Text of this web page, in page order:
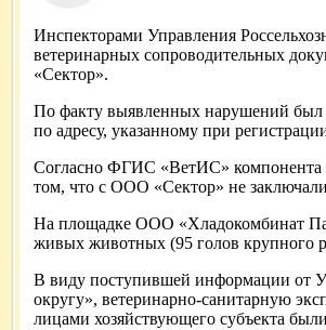
Инспекторами Управления
ветеринарных сопроводительных
«Сектор».
По факту выявленных нарушений был
по адресу, указанному при
Согласно ФГИС «ВетИС» компонента
том, что с ООО «Сектор» не
На площадке ООО «Хладокомбинат
живых животных (95 голов крупного
В виду поступившей информации от
округу», ветеринарно-санитарную
лицами хозяйствующего субъекта